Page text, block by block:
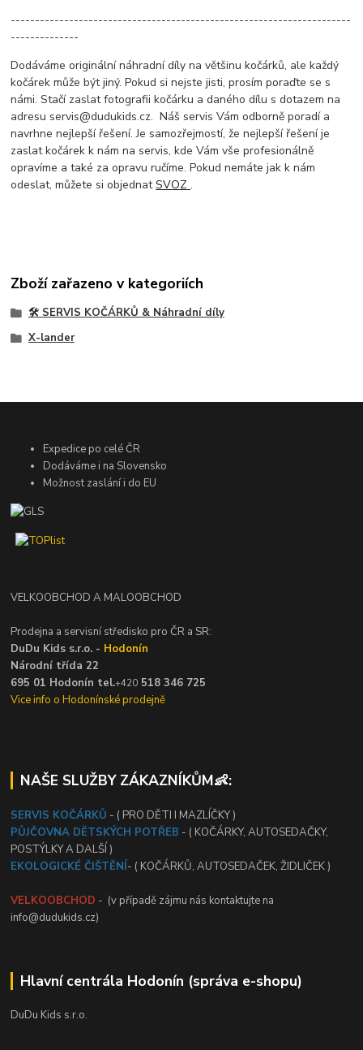
----------------------------------------------------------------------
--------------
Dodáváme originální náhradní díly na většinu kočárků, ale každý
kočárek může být jiný. Pokud si nejste jisti, prosím poraďte se s
námi. Stačí zaslat fotografii kočárku a daného dílu s dotazem na
adresu servis@dudukids.cz. Náš servis Vám odborně poradí a
navrhne nejlepší řešení. Je samozřejmostí, že nejlepší řešení je
zaslat kočárek k nám na servis, kde Vám vše profesionálně
opravíme a také za opravu ručíme. Pokud nemáte jak k nám
odeslat, můžete si objednatSVOZ.
Zboží zařazeno v kategoriích
🛠️ SERVIS KOČÁRKŮ & Náhradní díly
X-lander
Expedice po celé ČR
Dodáváme i na Slovensko
Možnost zaslání i do EU
VELKOOBCHOD A MALOOBCHOD
Prodejna a servisní středisko pro ČR a SR:
DuDu Kids s.r.o. - Hodonín
Národní třída 22
695 01 Hodonín tel.+420 518 346 725
Vice info o Hodonínské prodejně
NAŠE SLUŽBY ZÁKAZNÍKŮM👶:
SERVIS KOČÁRKŮ - ( PRO DĚTI I MAZLÍČKY )
PŮJČOVNA DĚTSKÝCH POTŘEB - ( KOČÁRKY, AUTOSEDAČKY,
POSTÝLKY A DALŠÍ )
EKOLOGICKÉ ČIŠTĚNÍ- ( KOČÁRKŮ, AUTOSEDAČEK, ŽIDLIČEK )
VELKOOBCHOD - (v případě zájmu nás kontaktujte na
info@dudukids.cz)
Hlavní centrála Hodonín (správa e-shopu)
DuDu Kids s.r.o.